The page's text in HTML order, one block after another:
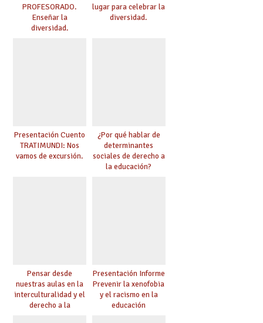
PROFESORADO.
Enseñar la
diversidad.
lugar para celebrar la
diversidad.
Presentación Cuento
TRATIMUNDI: Nos
vamos de excursión.
¿Por qué hablar de
determinantes
sociales de derecho a
la educación?
Pensar desde
nuestras aulas en la
interculturalidad y el
derecho a la
Presentación Informe
Prevenir la xenofobia
y el racismo en la
educación